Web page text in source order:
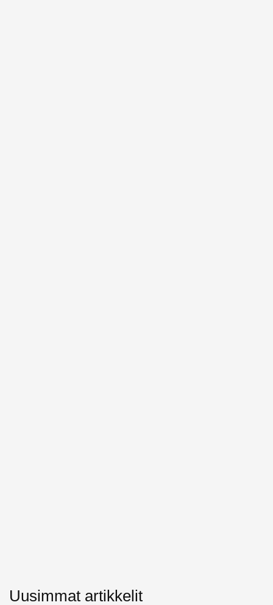
Uusimmat artikkelit